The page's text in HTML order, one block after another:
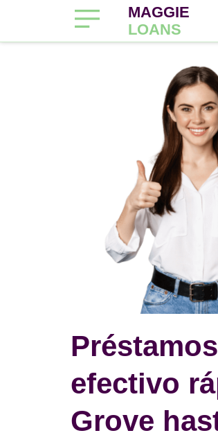
MAGGIE
LOANS
efectivo
Grove